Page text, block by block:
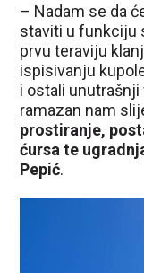
– Nadam se da
staviti u funkciju
prvu teraviju
ispisivanju
i ostali
ramazan nam
prostiranje,
ćursa te
Pepić.